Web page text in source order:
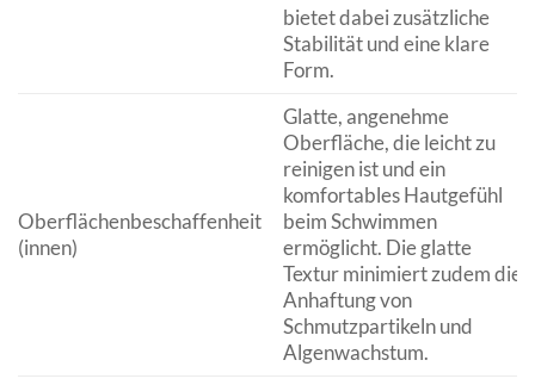
bietet dabei zusätzliche
Stabilität und eine klare
Form.
Oberflächenbeschaffenheit
(innen)
Glatte, angenehme
Oberfläche, die leicht zu
reinigen ist und ein
komfortables Hautgefühl
beim Schwimmen
ermöglicht. Die glatte
Textur minimiert zudem die
Anhaftung von
Schmutzpartikeln und
Algenwachstum.